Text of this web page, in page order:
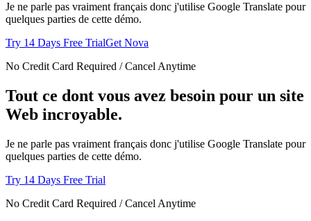
Je ne parle pas vraiment français donc j'utilise Google Translate pour
quelques parties de cette démo.
Try 14 Days Free TrialGet Nova
No Credit Card Required / Cancel Anytime
Tout ce dont vous avez besoin pour un site
Web incroyable.
Je ne parle pas vraiment français donc j'utilise Google Translate pour
quelques parties de cette démo.
Try 14 Days Free Trial
No Credit Card Required / Cancel Anytime